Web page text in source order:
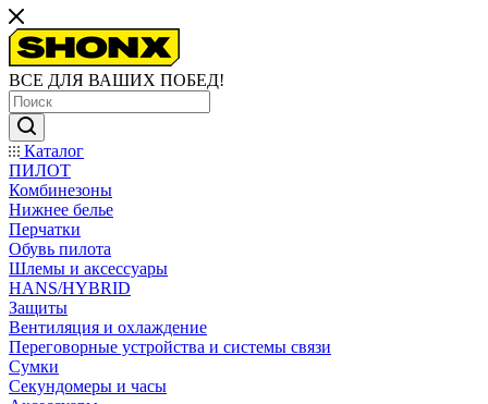
ВСЕ ДЛЯ ВАШИХ ПОБЕД!
Каталог
ПИЛОТ
Комбинезоны
Нижнее белье
Перчатки
Обувь пилота
Шлемы и аксессуары
HANS/HYBRID
Защиты
Вентиляция и охлаждение
Переговорные устройства и системы связи
Сумки
Секундомеры и часы